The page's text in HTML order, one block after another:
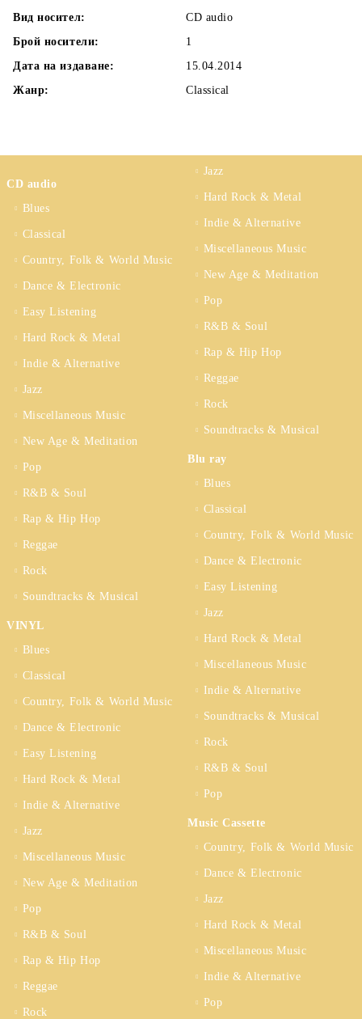
Вид носител:
CD audio
Брой носители:
1
Дата на издаване:
15.04.2014
Жанр:
Classical
CD audio
Blues
Classical
Country, Folk & World Music
Dance & Electronic
Easy Listening
Hard Rock & Metal
Indie & Alternative
Jazz
Miscellaneous Music
New Age & Meditation
Pop
R&B & Soul
Rap & Hip Hop
Reggae
Rock
Soundtracks & Musical
VINYL
Blues
Classical
Country, Folk & World Music
Dance & Electronic
Easy Listening
Hard Rock & Metal
Indie & Alternative
Jazz
Miscellaneous Music
New Age & Meditation
Pop
R&B & Soul
Rap & Hip Hop
Reggae
Rock
Jazz
Hard Rock & Metal
Indie & Alternative
Miscellaneous Music
New Age & Meditation
Pop
R&B & Soul
Rap & Hip Hop
Reggae
Rock
Soundtracks & Musical
Blu ray
Blues
Classical
Country, Folk & World Music
Dance & Electronic
Easy Listening
Jazz
Hard Rock & Metal
Miscellaneous Music
Indie & Alternative
Soundtracks & Musical
Rock
R&B & Soul
Pop
Music Cassette
Country, Folk & World Music
Dance & Electronic
Jazz
Hard Rock & Metal
Miscellaneous Music
Indie & Alternative
Pop